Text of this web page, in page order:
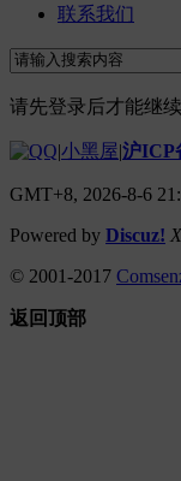
联系我们
请先登录后才能继
|小黑屋|沪ICP
GMT+8, 2026-8-6
Powered by Discuz!
© 2001-2017
返回顶部